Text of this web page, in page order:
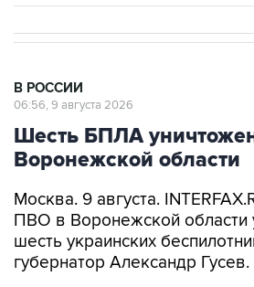
В РОССИИ
06:56, 9 августа 2026
Шесть БПЛА
Воронежской области
Москва. 9 августа.
ПВО в Воронежской области
шесть украинских
губернатор Александр Гусев.